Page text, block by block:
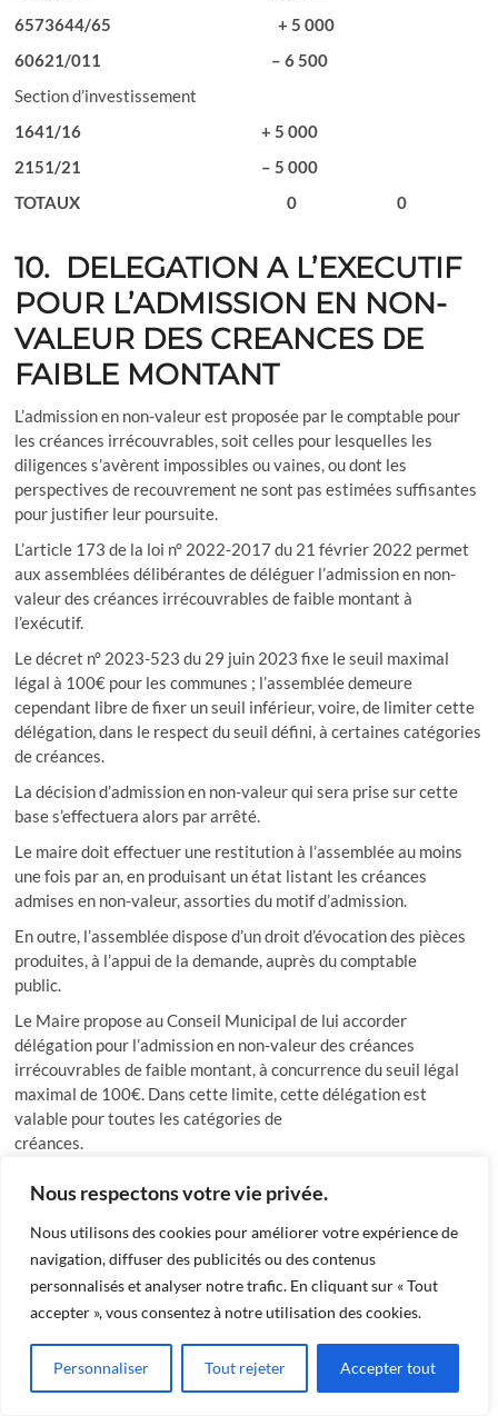
Nous respectons votre vie privée.
Nous utilisons des cookies pour améliorer votre expérience de
navigation, diffuser des publicités ou des contenus
personnalisés et analyser notre trafic. En cliquant sur « Tout
accepter », vous consentez à notre utilisation des cookies.
Personnaliser Tout rejeter Accepter tout
6573644/65 + 5 000
60621/011 – 6 500
Section d’investissement
1641/16 + 5 000
2151/21 – 5 000
TOTAUX 0 0
10. DELEGATION A L’EXECUTIF
POUR L’ADMISSION EN NON-
VALEUR DES CREANCES DE
FAIBLE MONTANT
L’admission en non-valeur est proposée par le comptable pour
les créances irrécouvrables, soit celles pour lesquelles les
diligences s’avèrent impossibles ou vaines, ou dont les
perspectives de recouvrement ne sont pas estimées suffisantes
pour justifier leur poursuite.
L’article 173 de la loi n° 2022-2017 du 21 février 2022 permet
aux assemblées délibérantes de déléguer l’admission en non-
valeur des créances irrécouvrables de faible montant à
l’exécutif.
Le décret n° 2023-523 du 29 juin 2023 fixe le seuil maximal
légal à 100€ pour les communes ; l’assemblée demeure
cependant libre de fixer un seuil inférieur, voire, de limiter cette
délégation, dans le respect du seuil défini, à certaines catégories
de créances.
La décision d’admission en non-valeur qui sera prise sur cette
base s’effectuera alors par arrêté.
Le maire doit effectuer une restitution à l’assemblée au moins
une fois par an, en produisant un état listant les créances
admises en non-valeur, assorties du motif d’admission.
En outre, l’assemblée dispose d’un droit d’évocation des pièces
produites, à l’appui de la demande, auprès du comptable
public.
Le Maire propose au Conseil Municipal de lui accorder
délégation pour l’admission en non-valeur des créances
irrécouvrables de faible montant, à concurrence du seuil légal
maximal de 100€. Dans cette limite, cette délégation est
valable pour toutes les catégories de
créances.
non-valeur des créances irrécouvrables de faible montant à
concurrence du seuil légal maximal de 100€, pour toutes les
catégories de créances.
11. PRISE EN CHARGE DES
DÉPENSES D’INVESTISSEMENT
AVANT LE VOTE DU BUDGET